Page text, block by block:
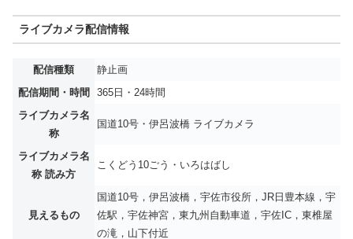
ライブカメラ配信情報
配信種類
静止画
配信期間・時間
365日・24時間
ライブカメラ名
称
国道10号・伊呂波橋 ライブカメラ
ライブカメラ名
称 読み方
こくどう10ごう・いろはばし
見えるもの
国道10号，伊呂波橋，宇佐市役所，JR日豊本線，宇
佐駅，宇佐神宮，東九州自動車道，宇佐IC，東椎屋
の滝，山下付近